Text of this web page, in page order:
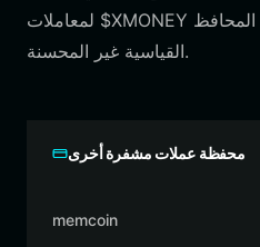
لمعاملات $XMONEY الخاصة بك مقارنة بواجهات المحافظ
القياسية غير المحسنة.
محفظة عملات مشفرة أخرى
memcoin